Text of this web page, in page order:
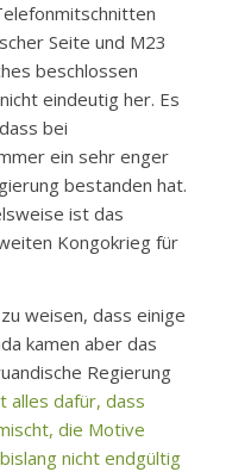
Seite und M23
beschlossen
eindeutig her. Es
bei
ein sehr enger
bestanden hat.
ist das
Kongokrieg für
weisen, dass einige
kamen aber das
Regierung
alles dafür, dass
die Motive
nicht endgültig